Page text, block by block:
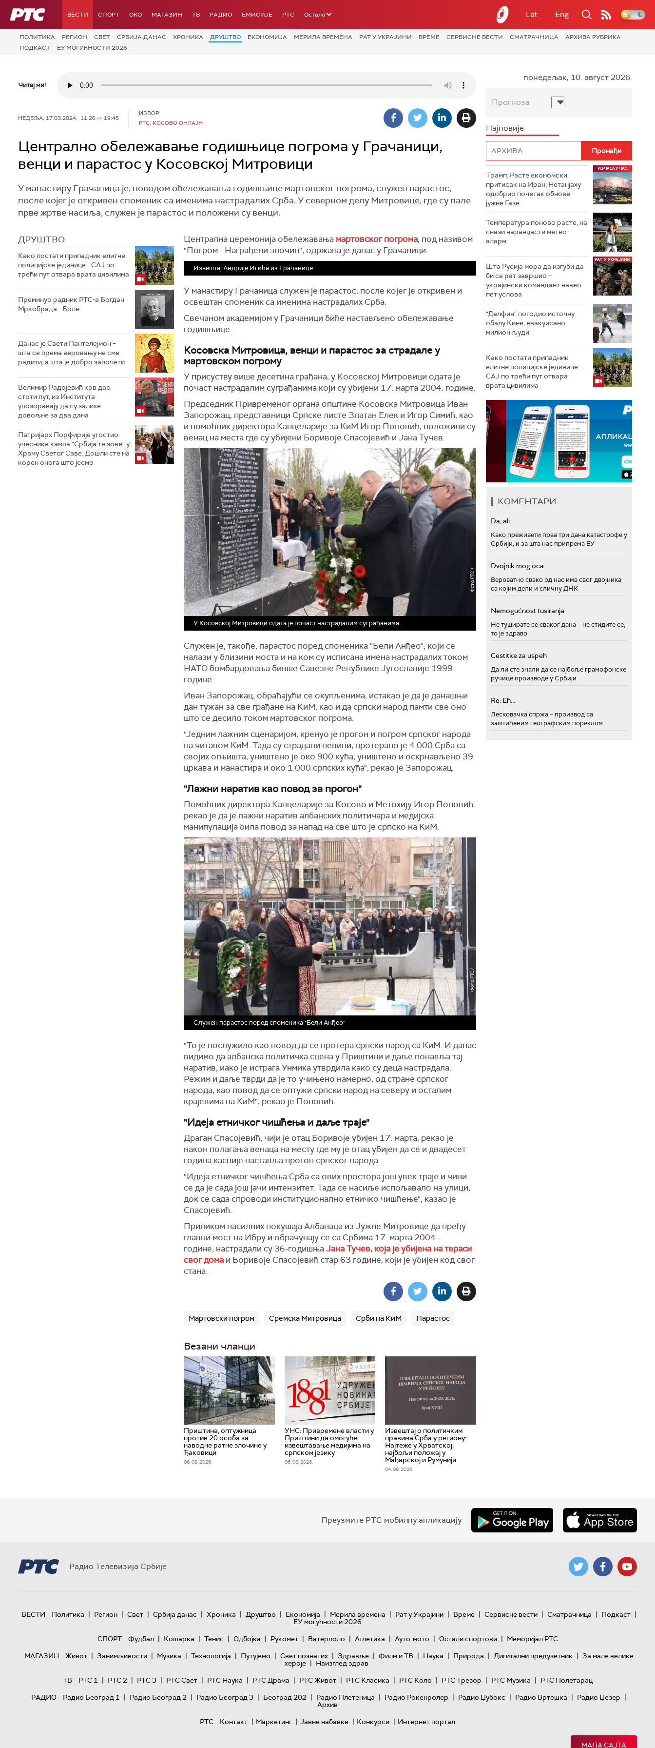
РТС ВЕСТИ СПОРТ OKO МАГАЗИН ТВ РАДИО ЕМИСИЈЕ РТС Остало Lat Eng
ПОЛИТИКА РЕГИОН СВЕТ СРБИЈА ДАНАС ХРОНИКА ДРУШТВО ЕКОНОМИЈА МЕРИЛА ВРЕМЕНА РАТ У УКРАЈИНИ ВРЕМЕ СЕРВИСНЕ ВЕСТИ СМАТРАЧНИЦА
АРХИВА РУБРИКА
ПОДКАСТ
ЕУ МОГУЋНОСТИ 2026
Читај ми!
НЕДЕЉА, 17.03.2024, 11:26 -> 19:45
ИЗВОР:
РТС, КОСОВО ОНЛАЈН
Централно обележавање годишњице погрома у Грачаници,
венци и парастос у Косовској Митровици
У манастиру Грачаница је, поводом обележавања годишњице мартовског погрома, служен парастос,
после којег је откривен споменик са именима настрадалих Срба. У северном делу Митровице, где су пале
прве жртве насиља, служен је парастос и положени су венци.
ДРУШТВО
Како постати припадник елитне
полицијске јединице - СAJ по
трећи пут отвара врата цивилима
Преминуо радник РТС-а Богдан
Мркобрада - Боле.
Данас је Свети Пантелејмон –
шта се према веровању не сме
радити, а шта је добро започети
Велимир Радојевић крв дао
стоти пут, из Института
упозоравају да су залихе
довољне за два дана
Патријарх Порфирије угостио
учеснике кампа "Србија те зове" у
Храму Светог Саве: Дошли сте на
корен онога што јесмо
Централна церемонија обележавања мартовског погрома, под називом
"Погром - Награђени злочин", одржана је данас у Грачаници.
Извештај Андрије Игића из Грачанице
У манастиру Грачаница служен је парастос, после којег је откривен и
освештан споменик са именима настрадалих Срба.
Свечаном академијом у Грачаници биће настављено обележавање
годишњице.
Косовска Митровица, венци и парастос за страдале у
мартовском погрому
У присуству више десетина грађана, у Косовској Митровици одата је
почаст настрадалим суграђанима који су убијени 17. марта 2004. године.
Председник Привременог органа општине Косовска Митровица Иван
Запорожац, представници Српске листе Златан Елек и Игор Симић, као
и помоћник директора Канцеларије за КиМ Игор Поповић, положили су
венац на места где су убијени Боривоје Спасојевић и Јана Тучев.
У Косовској Митровици одата је почаст настрадалим суграђанима
Служен је, такође, парастос поред споменика "Бели Анђео", који се
налази у близини моста и на ком су исписана имена настрадалих током
НАТО бомбардовања бивше Савезне Републике Југославије 1999.
године.
Иван Запорожац, обраћајући се окупљенима, истакао је да је данашњи
дан тужан за све грађане на КиМ, као и да српски народ памти све оно
што се десило током мартовског погрома.
"Једним лажним сценаријом, кренуо је прогон и погром српског народа
на читавом КиМ. Тада су страдали невини, протерано је 4.000 Срба са
својих огњишта, уништено је око 900 кућа, уништено и оскрнављено 39
цркава и манастира и око 1.000 српских кућа", рекао је Запорожац.
"Лажни наратив као повод за прогон"
Помоћник директора Канцеларије за Косово и Метохију Игор Поповић
рекао је да је лажни наратив албанских политичара и медијска
манипулација била повод за напад на све што је српско на КиМ.
Служен парастос поред споменика "Бели Анђео"
"То је послужило као повод да се протера српски народ са КиМ. И данас
видимо да албанска политичка сцена у Приштини и даље понавља тај
наратив, иако је истрага Унмика утврдила како су деца настрадала.
Режим и даље тврди да је то учињено намерно, од стране српског
народа, као повод да се оптужи српски народ на северу и осталим
крајевима на КиМ", рекао је Поповић.
"Идеја етничког чишћења и даље траје"
Драган Спасојевић, чији је отац Боривоје убијен 17. марта, рекао је
након полагања венаца на месту где му је отац убијен да се и двадесет
година касније наставља прогон српског народа.
"Идеја етничког чишћења Срба са ових простора још увек траје и чини
се да је сада још јачи интензитет. Тада се насиље испољавало на улици,
док се сада спроводи институционално етничко чишћење", казао је
Спасојевић.
Приликом насилних покушаја Албанаца из Јужне Митровице да пређу
главни мост на Ибру и обрачунају се са Србима 17. марта 2004.
године, настрадали су 36-годишњаЈана Тучев, која је убијена на тераси
свог дома и Боривоје Спасојевић стар 63 године, који је убијен код свог
стана.
Мартовски погром Сремска Митровица Срби на КиМ Парастос
Везани чланци
Приштина, оптужница
против 20 особа за
наводне ратне злочине у
Ђаковици
06. 08. 2026.
УНС: Привремене власти у
Приштини да омогуће
извештавање медијима на
српском језику
06. 08. 2026.
Извештај о политичким
правима Срба у региону:
Најтеже у Хрватској,
најбољи положај у
Мађарској и Румунији
04. 08. 2026.
понедељак, 10. август 2026.
Прогноза
Најновије
Трамп: Расте економски
притисак на Иран; Нетанјаху
одобрио почетак обнове
јужне Газе
Температура поново расте, на
снази наранџасти метео-
аларм
Шта Русија мора да изгуби да
би се рат завршио –
украјински командант навео
пет услова
"Делфин" погодио источну
обалу Кине, евакуисано
милион људи
Како постати припадник
елитне полицијске јединице -
СAJ по трећи пут отвара
врата цивилима
КОМЕНТАРИ
Da, ali...
Како преживети прва три дана катастрофе у
Србији, и за шта нас припрема ЕУ
Dvojnik mog oca
Вероватно свако од нас има свог двојника
са којим дели и сличну ДНК
Nemogućnost tusiranja
Не туширате се сваког дана – не стидите се,
то је здраво
Cestitke za uspeh
Да ли сте знали да се најбоље грамофонске
ручице производе у Србији
Re: Eh...
Лесковачка спржа – производ са
заштићеним географским пореклом
Преузмите РТС мобилну апликацију
Радио Телевизија Србије
ВЕСТИ Политика | Регион | Свет | Србија данас | Хроника | Друштво | Економија | Мерила времена | Рат у Украјини | Време | Сервисне вести | Сматрачница | Подкаст |
ЕУ могућности 2026
СПОРТ
Фудбал | Кошарка | Тенис | Одбојка | Рукомет | Ватерполо | Атлетика | Ауто-мото | Остали спортови | Меморијал РТС
МАГАЗИН
Живот | Занимљивости | Музика | Технологијa | Путујемо | Свет познатих | Здравље | Филм и ТВ | Наука | Природа | Дигитални предузетник | За мале велике
хероје | Наизглед здрав
ТВ
РТС 1 | РТС 2 | РТС 3 | РТС Свет | РТС Наука | РТС Драма | РТС Живот | РТС Класика | РТС Коло | РТС Трезор | РТС Музика | РТС Полетарац
РАДИО
Радио Београд 1 | Радио Београд 2 | Радио Београд 3 | Београд 202 | Радио Плетеница | Радио Рокенролер | Радио Џубокс | Радио Вртешка | Радио Џезер |
Архив
РТС
Контакт | Маркетинг | Јавне набавке | Конкурси | Интернет портал
МАПА САЈТА